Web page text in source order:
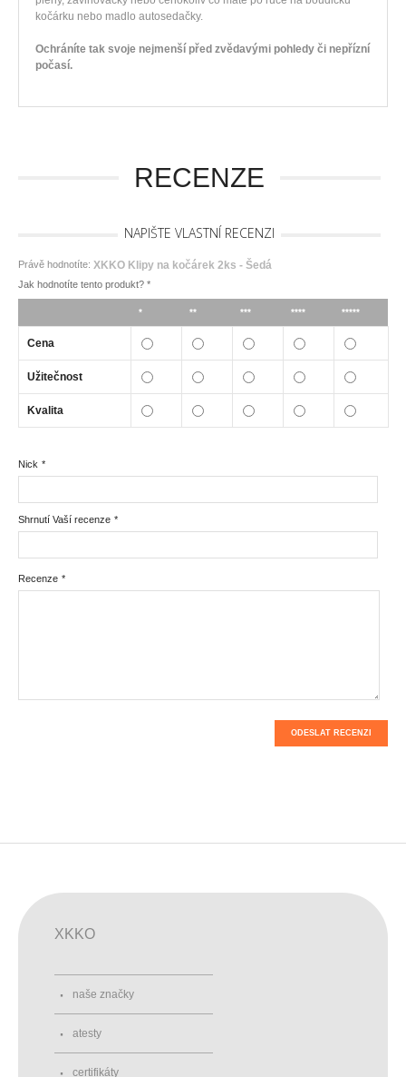
kočárku nebo madlo autosedačky.
Ochráníte tak svoje nejmenší před zvědavými pohledy či nepřízní
počasí.
RECENZE
NAPIŠTE VLASTNÍ RECENZI
Právě hodnotíte: XKKO Klipy na kočárek 2ks - Šedá
Jak hodnotíte tento produkt? *
* ** *** **** *****
Cena
Užitečnost
Kvalita
*
Nick
*
Shrnutí Vaší recenze
*
Recenze
ODESLAT RECENZI
XKKO
naše značky
atesty
certifikáty